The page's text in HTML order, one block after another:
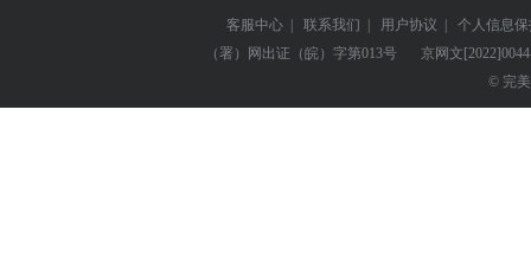
客服中心 | 联系我们 | 用户协议 |
个人信息
（署）网出证（皖）字第013号
京网文
© 完美